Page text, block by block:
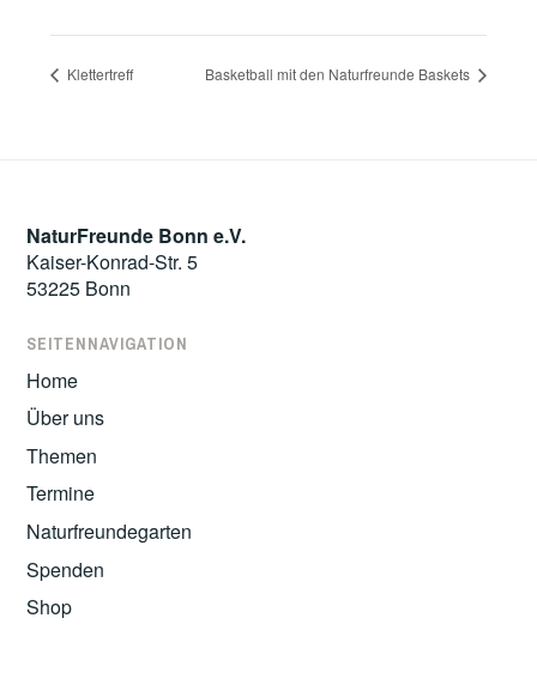
Klettertreff Basketball mit den Naturfreunde Baskets
NaturFreunde Bonn e.V.
Kaiser-Konrad-Str. 5
53225 Bonn
SEITENNAVIGATION
Home
Über uns
Themen
Termine
Naturfreundegarten
Spenden
Shop